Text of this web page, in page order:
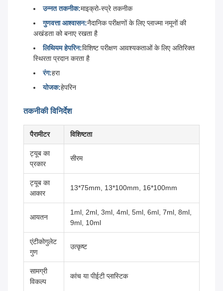
उन्नत तकनीक:माइक्रो-स्प्रे तकनीक
गुणवत्ता आश्वासन:नैदानिक ​​परीक्षणों के लिए प्लाज्मा नमूनों की
अखंडता को बनाए रखता है
लिथियम हेपरिन:विशिष्ट परीक्षण आवश्यकताओं के लिए अतिरिक्त
स्थिरता प्रदान करता है
रंग:हरा
योजक:हेपरिन
तकनीकी विनिर्देश
पैरामीटर विशिष्टता
ट्यूब का
प्रकार
सीरम
ट्यूब का
आकार
13*75mm, 13*100mm, 16*100mm
आयतन
1ml, 2ml, 3ml, 4ml, 5ml, 6ml, 7ml, 8ml,
9ml, 10ml
एंटीकोगुलेट
गुण
उत्कृष्ट
सामग्री
विकल्प
कांच या पीईटी प्लास्टिक